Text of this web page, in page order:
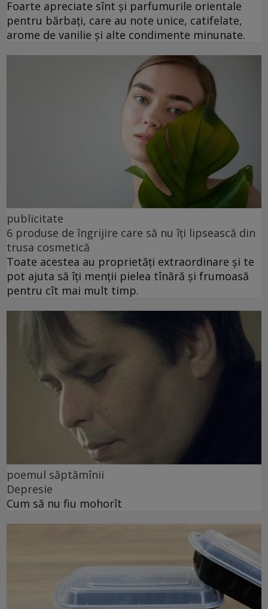
Foarte apreciate sînt și parfumurile orientale
pentru bărbați, care au note unice, catifelate,
arome de vanilie și alte condimente minunate.
publicitate
6 produse de îngrijire care să nu îți lipsească din
trusa cosmetică
Toate acestea au proprietăți extraordinare și te
pot ajuta să îți menții pielea tînără și frumoasă
pentru cît mai mult timp.
poemul săptămînii
Depresie
Cum să nu fiu mohorît